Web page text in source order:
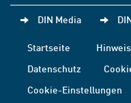
DIN Media
Startseite
Datenschutz
Cookie-Einstellungen